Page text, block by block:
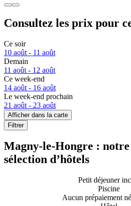
Consultez les prix pour
Ce soir
10 août - 11 août
Demain
11 août - 12 août
Ce week-end
14 août - 16 août
Le week-end prochain
21 août - 23 août
Afficher dans la carte
Filtrer
Magny-le-Hongre :
sélection d’hôtels
Petit déjeuner
Piscine
Aucun prépaiement